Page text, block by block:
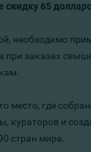
скидку 65
необходимо
при заказах
место, где
и
стран мира.